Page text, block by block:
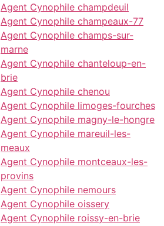
Agent Cynophile champdeuil
Agent Cynophile champeaux-77
Agent Cynophile champs-sur-
marne
Agent Cynophile chanteloup-en-
brie
Agent Cynophile chenou
Agent Cynophile limoges-fourches
Agent Cynophile magny-le-hongre
Agent Cynophile mareuil-les-
meaux
Agent Cynophile montceaux-les-
provins
Agent Cynophile nemours
Agent Cynophile oissery
Agent Cynophile roissy-en-brie